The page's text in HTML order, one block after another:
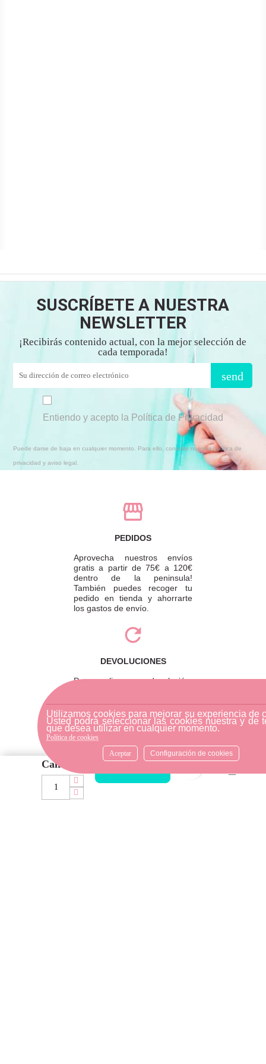
Utilizamos cookies para mejorar su experiencia de
Usted podrá seleccionar las cookies nuestra y de
que desea utilizar en cualquier momento.
Política de cookies
Aceptar
Configuración de cookies
Cantidad
SUSCRÍBETE A NUESTRA
NEWSLETTER
¡Recibirás contenido actual, con la mejor selección de
cada temporada!
send
Entiendo y acepto la Política de Privacidad
Puede darse de baja en cualquier momento. Para ello, consulte nuestra política de
privacidad y aviso legal.
PEDIDOS
Aprovecha nuestros envíos
gratis a partir de 75€ a 120€
dentro de la peninsula!
También puedes recoger tu
pedido en tienda y ahorrarte
los gastos de envío.
DEVOLUCIONES
Para realizar una devolución,
mensajería o diríjase a la
tienda física más cercana.
ATENCIÓN AL CLIENTE
Si necesitas ayuda, no dudes
en escribirnos por medio de